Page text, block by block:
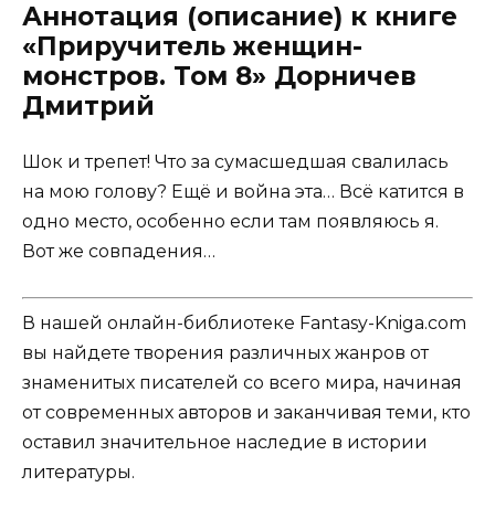
Аннотация (описание) к книге
«Приручитель женщин-
монстров. Том 8» Дорничев
Дмитрий
Шок и трепет! Что за сумасшедшая свалилась
на мою голову? Ещё и война эта… Всё катится в
одно место, особенно если там появляюсь я.
Вот же совпадения…
В нашей онлайн-библиотеке Fantasy-Kniga.com
вы найдете творения различных жанров от
знаменитых писателей со всего мира, начиная
от современных авторов и заканчивая теми, кто
оставил значительное наследие в истории
литературы.